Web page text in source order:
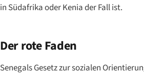
in Südafrika oder Kenia der Fall ist.
Der rote Faden
Senegals Gesetz zur sozialen